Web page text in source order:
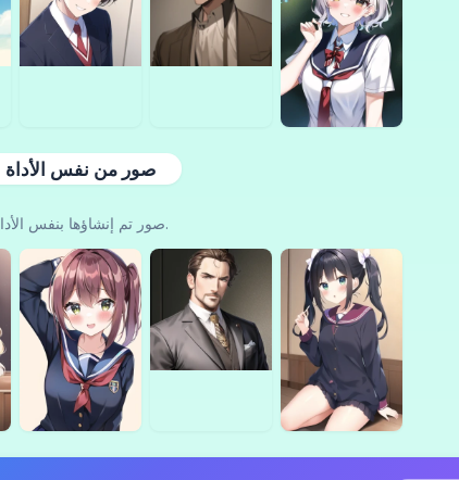
صور من نفس الأداة
صور تم إنشاؤها بنفس الأداة.